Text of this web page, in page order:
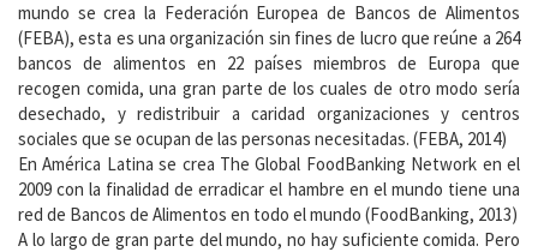
mundo se crea la Federación Europea de Bancos de Alimentos
(FEBA), esta es una organización sin fines de lucro que reúne a 264
bancos de alimentos en 22 países miembros de Europa que
recogen comida, una gran parte de los cuales de otro modo sería
desechado, y redistribuir a caridad organizaciones y centros
sociales que se ocupan de las personas necesitadas. (FEBA, 2014)
En América Latina se crea The Global FoodBanking Network en el
2009 con la finalidad de erradicar el hambre en el mundo tiene una
red de Bancos de Alimentos en todo el mundo (FoodBanking, 2013)
A lo largo de gran parte del mundo, no hay suficiente comida. Pero